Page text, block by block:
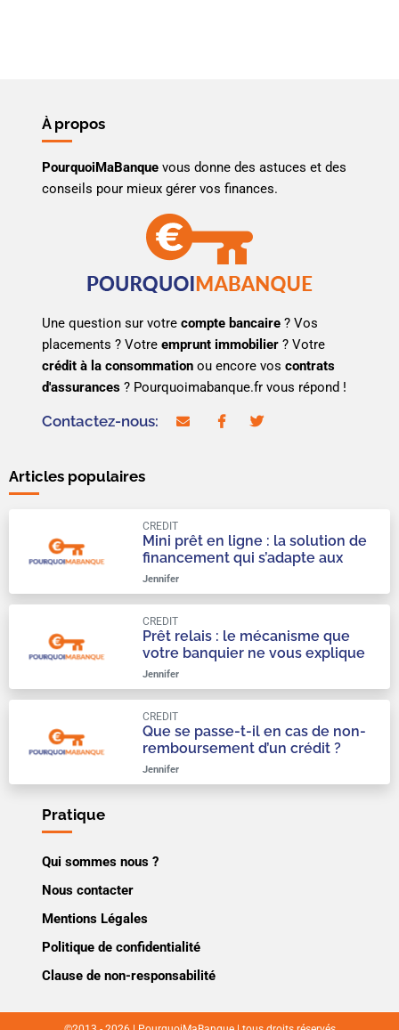
À propos
PourquoiMaBanque vous donne des astuces et des
conseils pour mieux gérer vos finances.
Une question sur votrecompte bancaire ? Vos
placements ? Votreemprunt immobilier ? Votre
crédit à la consommation ou encore voscontrats
d'assurances ? Pourquoimabanque.fr vous répond !
Contactez-nous: contact@pourquoimabanque.fr
facebooktwitter
Articles populaires
Mini prêt en ligne : la solution de
financement qui s’adapte aux
urgences du quotidien
CREDIT
Jennifer
Prêt relais : le mécanisme que
votre banquier ne vous explique
qu’à moitié
CREDIT
Jennifer
Que se passe-t-il en cas de non-
remboursement d’un crédit ?
CREDIT
Jennifer
Pratique
Qui sommes nous ?
Nous contacter
Mentions Légales
Politique de confidentialité
Clause de non-responsabilité